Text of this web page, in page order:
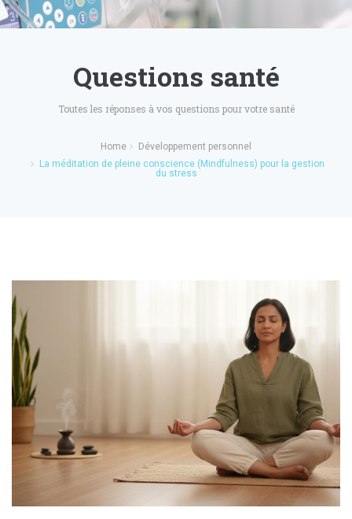
Questions santé
Toutes les réponses à vos questions pour votre santé
Home
Développement personnel
La méditation de pleine conscience (Mindfulness) pour la gestion
du stress